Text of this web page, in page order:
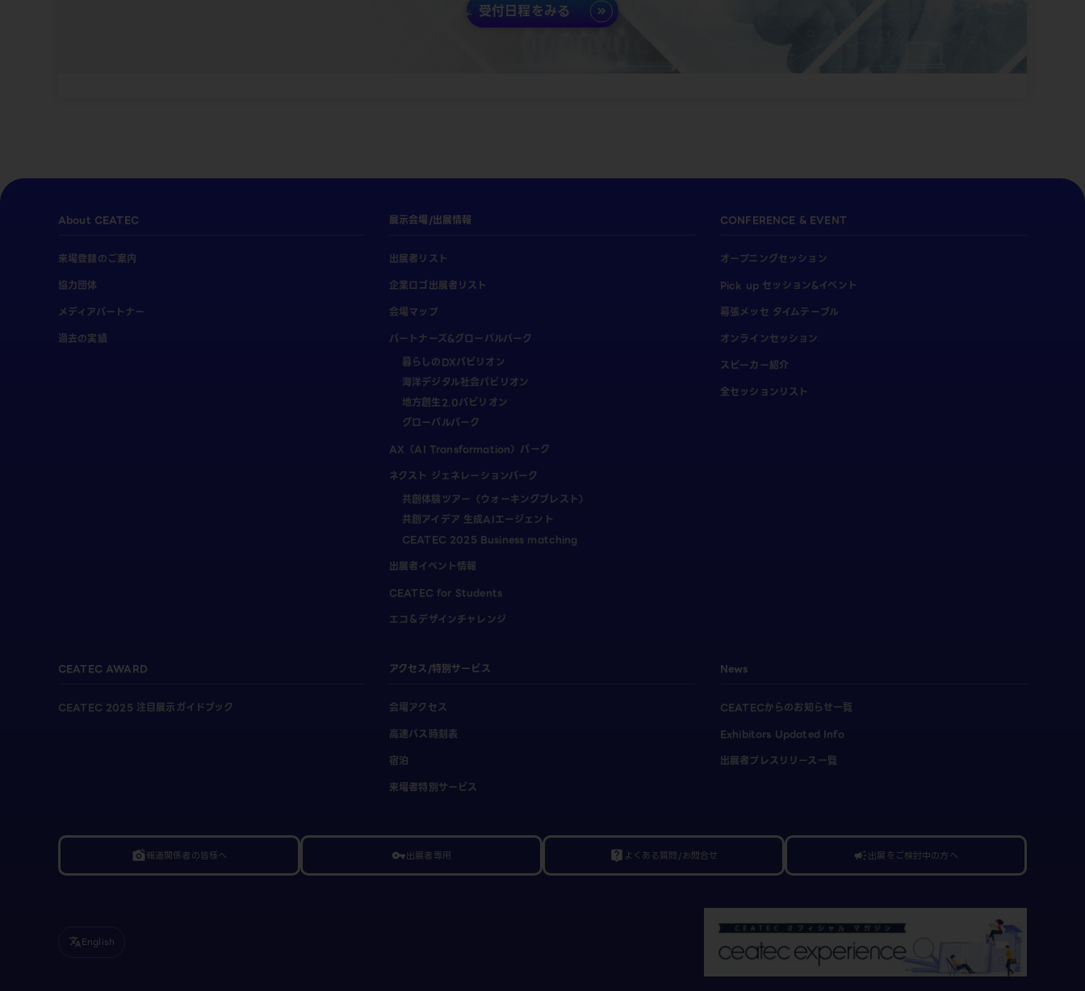
受付日程をみる
About CEATEC
来場登録のご案内
協力団体
メディアパートナー
過去の実績
展示会場/出展情報
出展者リスト
企業ロゴ出展者リスト
会場マップ
パートナーズ&グローバルパーク
暮らしのDXパビリオン
海洋デジタル社会パビリオン
地方創生2.0パビリオン
グローバルパーク
AX（AI Transformation）パーク
ネクスト ジェネレーションパーク
共創体験ツアー（ウォーキングブレスト）
共創アイデア 生成AIエージェント
CEATEC 2025 Business matching
出展者イベント情報
CEATEC for Students
エコ＆デザインチャレンジ
CONFERENCE & EVENT
オープニングセッション
Pick up セッション&イベント
幕張メッセ タイムテーブル
オンラインセッション
スピーカー紹介
全セッションリスト
CEATEC AWARD
CEATEC 2025 注目展示ガイドブック
アクセス/特別サービス
会場アクセス
高速バス時刻表
宿泊
来場者特別サービス
News
CEATECからのお知らせ一覧
Exhibitors Updated Info
出展者プレスリリース一覧
linked_camera報道関係者の皆様へ vpn_key出展者専用 live_help よくある質問/お問合せ campaign出展をご検討中の方へ
translateEnglish